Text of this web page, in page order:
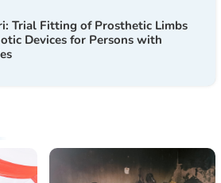
Trial Fitting of Prosthetic Limbs
Devices for Persons with